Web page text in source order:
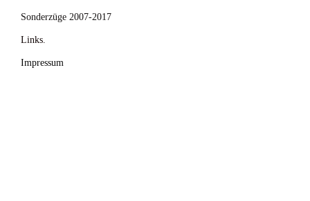
Sonderzüge 2007-2017
Links.
Impressum